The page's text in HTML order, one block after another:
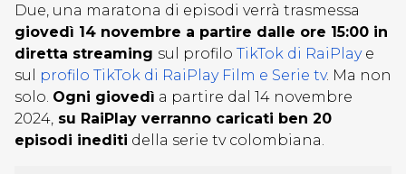
Due, una maratona di episodi verrà trasmessa
giovedì 14 novembre a partire dalle ore 15:00 in
diretta streaming sul profilo TikTok di RaiPlaye
sul
profilo TikTok di RaiPlay Film e Serie tv. Ma non
solo. Ogni giovedì a partire dal 14 novembre
2024, su RaiPlay verranno caricati ben 20
episodi inediti della serie tv colombiana.